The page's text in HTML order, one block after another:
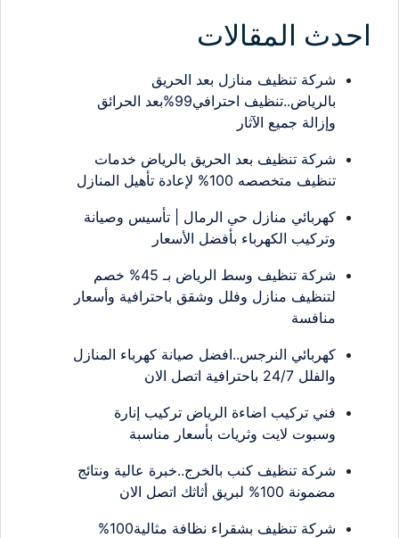
احدث المقالات
شركة تنظيف منازل بعد الحريق
بالرياض..تنظيف احترافي99%بعد الحرائق
وإزالة جميع الآثار
شركة تنظيف بعد الحريق بالرياض خدمات
تنظيف متخصصه 100% لإعادة تأهيل المنازل
كهربائي منازل حي الرمال | تأسيس وصيانة
وتركيب الكهرباء بأفضل الأسعار
شركة تنظيف وسط الرياض بـ 45% خصم
لتنظيف منازل وفلل وشقق باحترافية وأسعار
منافسة
كهربائي النرجس..افضل صيانة كهرباء المنازل
والفلل 24/7 باحترافية اتصل الان
فني تركيب اضاءة الرياض تركيب إنارة
وسبوت لايت وثريات بأسعار مناسبة
شركة تنظيف كنب بالخرج..خبرة عالية ونتائج
مضمونة 100% لبريق أثاثك اتصل الان
شركة تنظيف بشقراء نظافة مثالية100%